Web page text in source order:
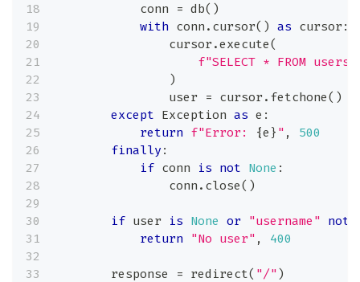
            conn
= db( )
with conn . cursor( ) as cursor :
                cursor
.execute(
f"SELECT * FROM users
)
                user
= cursor . fetchone( )
except Exception as e :
return f"Error: {e } " ,
500
finally :
if conn is not None :
                conn
. close( )
if user is None or "username" not
return
"No user" , 400
        response
= redirect( "/" )